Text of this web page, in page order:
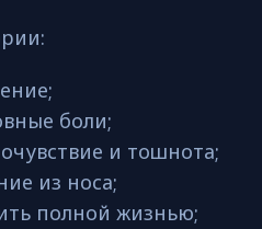
боли;
и тошнота;
из носа;
полной жизнью;